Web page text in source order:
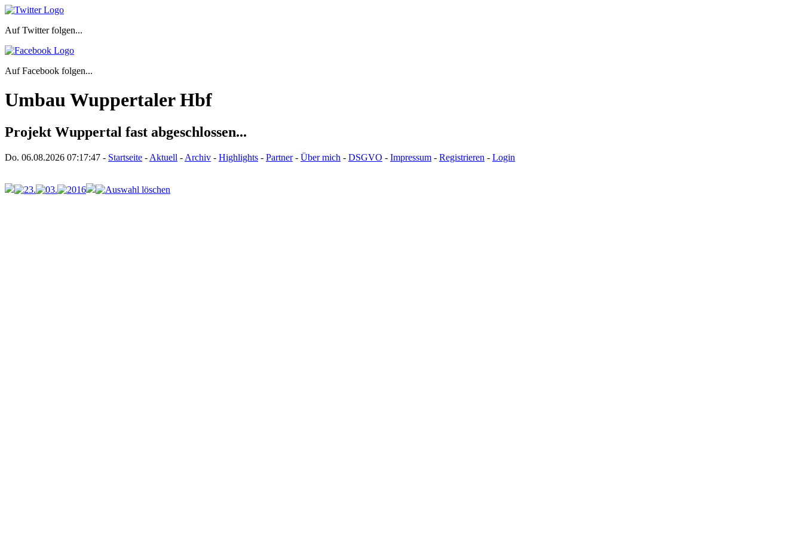
Auf Twitter folgen...
Auf Facebook folgen...
Umbau Wuppertaler Hbf
Projekt Wuppertal fast abgeschlossen...
Do. 06.08.2026 07:17:47 - Startseite - Aktuell - Archiv - Highlights - Partner- Über mich - DSGVO - Impressum - Registrieren - Login